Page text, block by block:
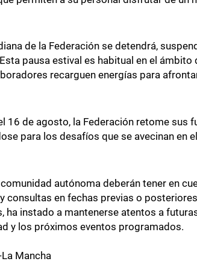
de la Federación se detendrá,
pausa estival es habitual en el ámbito
recarguen energías para
16 de agosto, la Federación retome sus
para los desafíos que se avecinan en
autónoma deberán tener en
en fechas previas o
ha instado a mantenerse atentos a
y los próximos eventos programados.
Mancha